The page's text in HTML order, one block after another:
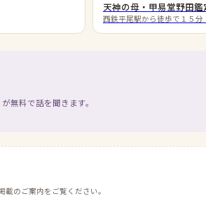
天神の母・甲易堂野田鑑
西鉄平尾駅から徒歩で１５分
無料で話を聞きます。
のご案内をご覧ください。